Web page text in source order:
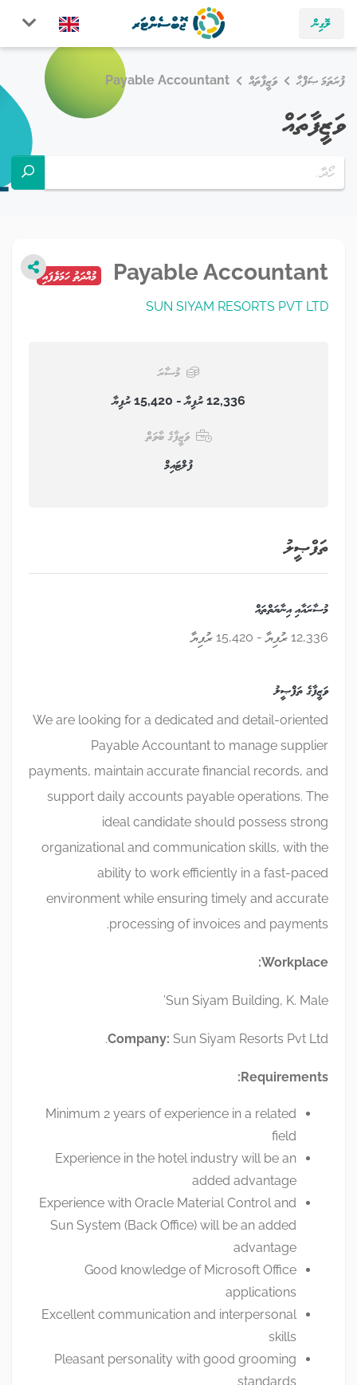
ލޮގިން
ފުރަތަމަ ޞަފްޙާ ވަޒީފާތައް Payable Accountant
ވަޒީފާތައް
Payable Accountant މުއްދަތު ހަމަވެފައި
SUN SIYAM RESORTS PVT LTD
މުސާރަ
12,336 ރުފިޔާ - 15,420 ރުފިޔާ
ވަޒީފާގެ ބާވަތް
ފުލްޓައިމް
ތަފްޞީލު
މުސާރައާއި އިނާޔަތްތައް
12,336 ރުފިޔާ - 15,420 ރުފިޔާ
ވަޒީފާގެ ތަފްޞީލު
We are looking for a dedicated and detail-oriented
Payable Accountant to manage supplier
payments, maintain accurate financial records, and
support daily accounts payable operations. The
ideal candidate should possess strong
organizational and communication skills, with the
ability to work efficiently in a fast-paced
environment while ensuring timely and accurate
processing of invoices and payments.
Workplace:
Sun Siyam Building, K. Male’
Company: Sun Siyam Resorts Pvt Ltd.
Requirements:
Minimum 2 years of experience in a related
field
Experience in the hotel industry will be an
added advantage
Experience with Oracle Material Control and
Sun System (Back Office) will be an added
advantage
Good knowledge of Microsoft Office
applications
Excellent communication and interpersonal
skills
Pleasant personality with good grooming
standards